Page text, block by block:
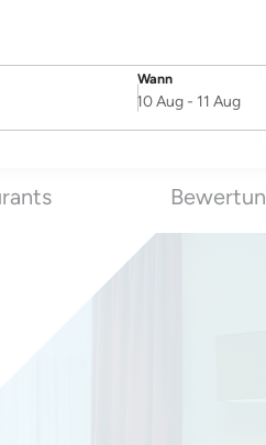
Wann
SelectDate
10 Aug- 11 Aug